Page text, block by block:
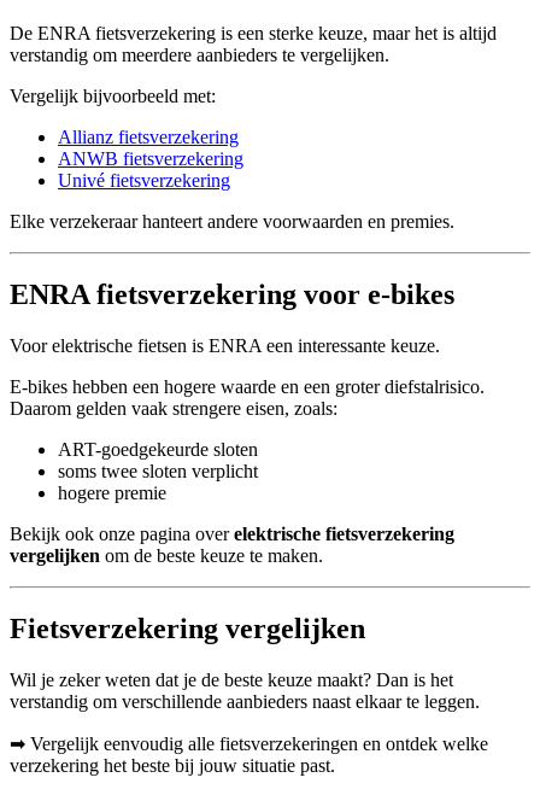
De ENRA fietsverzekering is een sterke keuze, maar het is altijd
verstandig om meerdere aanbieders te vergelijken.
Vergelijk bijvoorbeeld met:
Allianz fietsverzekering
ANWB fietsverzekering
Univé fietsverzekering
Elke verzekeraar hanteert andere voorwaarden en premies.
ENRA fietsverzekering voor e-bikes
Voor elektrische fietsen is ENRA een interessante keuze.
E-bikes hebben een hogere waarde en een groter diefstalrisico.
Daarom gelden vaak strengere eisen, zoals:
ART-goedgekeurde sloten
soms twee sloten verplicht
hogere premie
Bekijk ook onze pagina overelektrische fietsverzekering
vergelijken om de beste keuze te maken.
Fietsverzekering vergelijken
Wil je zeker weten dat je de beste keuze maakt? Dan is het
verstandig om verschillende aanbieders naast elkaar te leggen.
➡ Vergelijk eenvoudig alle fietsverzekeringen en ontdek welke
verzekering het beste bij jouw situatie past.